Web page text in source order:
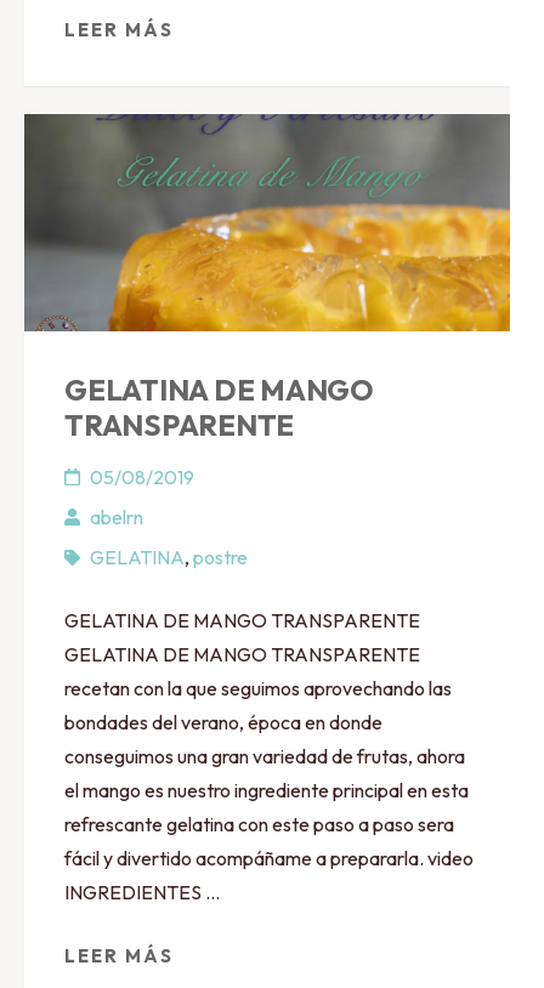
LEER MÁS
GELATINA DE MANGO
TRANSPARENTE
05/08/2019
abelrn
GELATINA, postre
GELATINA DE MANGO TRANSPARENTE
GELATINA DE MANGO TRANSPARENTE
recetan con la que seguimos aprovechando las
bondades del verano, época en donde
conseguimos una gran variedad de frutas, ahora
el mango es nuestro ingrediente principal en esta
refrescante gelatina con este paso a paso sera
fácil y divertido acompáñame a prepararla. video
INGREDIENTES …
LEER MÁS